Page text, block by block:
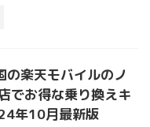
の楽天モバイルのノ
でお得な乗り換えキ
年10月最新版